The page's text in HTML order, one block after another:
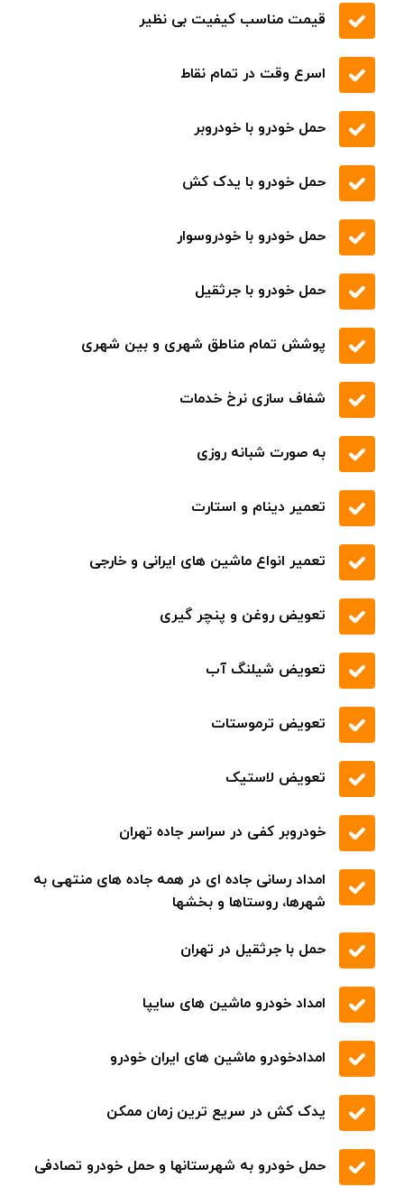
قیمت مناسب کیفیت بی نظیر
اسرع وقت در تمام نقاط
حمل خودرو با خودروبر
حمل خودرو با یدک کش
حمل خودرو با خودروسوار
حمل خودرو با جرثقیل
پوشش تمام مناطق شهری و بین شهری
شفاف سازی نرخ خدمات
به صورت شبانه روزی
تعمیر دینام و استارت
تعمیر انواع ماشین های ایرانی و خارجی
تعویض روغن و پنچر گیری
تعویض شیلنگ آب
تعویض ترموستات
تعویض لاستیک
خودروبر کفی در سراسر جاده تهران
امداد رسانی جاده ای در همه جاده های منتهی به
شهرها، روستاها و بخشها
حمل با جرثقیل در تهران
امداد خودرو ماشین های سایپا
امدادخودرو ماشین های ایران خودرو
یدک کش در سریع ترین زمان ممکن
حمل خودرو به شهرستانها و حمل خودرو تصادفی